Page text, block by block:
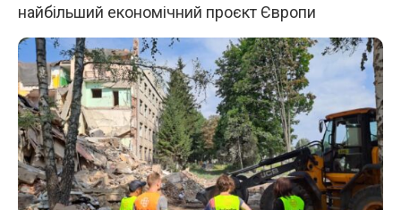
найбільший економічний проєкт Європи